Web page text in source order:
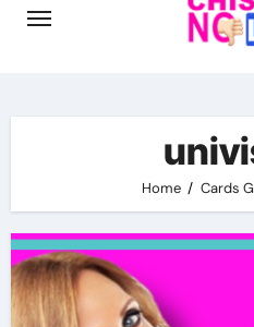
Home Cards